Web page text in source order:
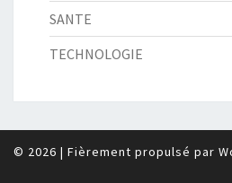
SANTE
TECHNOLOGIE
© 2026 | Fièrement propulsé par